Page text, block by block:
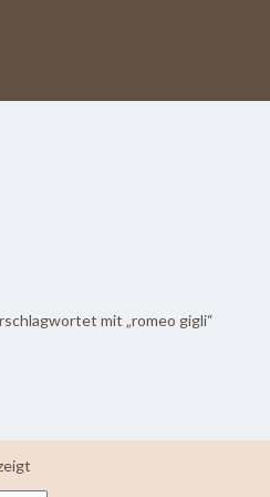
mit „romeo gigli“